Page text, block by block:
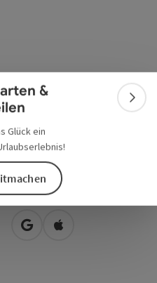
&
Glück ein
in Google Maps öffnen
in Apple Maps